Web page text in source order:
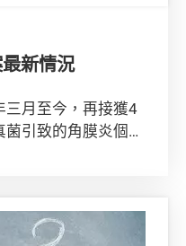
新情況
三月至今，再接獲4
引致的角膜炎個